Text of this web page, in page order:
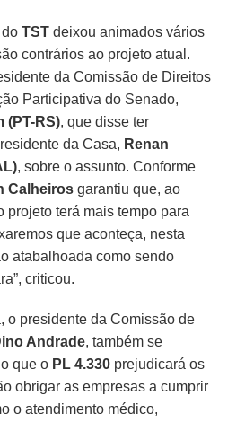
doTST deixou animados vários
contrários ao projeto atual.
da Comissão de Direitos
Participativa do Senado,
(PT-RS), que disse ter
da Casa, Renan
, sobre o assunto. Conforme
Calheiros garantiu que, ao
projeto terá mais tempo para
que aconteça, nesta
atabalhoada como sendo
criticou.
o presidente da Comissão de
Andrade, também se
que o PL 4.330 prejudicará os
obrigar as empresas a cumprir
o atendimento médico,